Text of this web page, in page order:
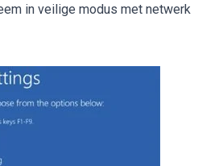
in veilige modus met netwerk